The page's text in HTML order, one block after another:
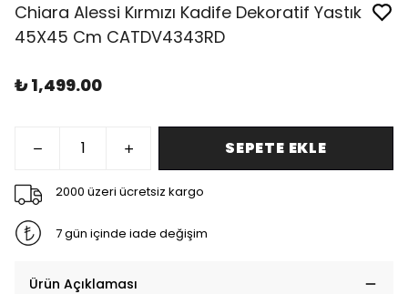
Chiara Alessi Kırmızı Kadife Dekoratif Yastık
45X45 Cm CATDV4343RD
₺ 1,499.00
SEPETE EKLE
2000 üzeri ücretsiz kargo
7 gün içinde iade değişim
Ürün Açıklaması